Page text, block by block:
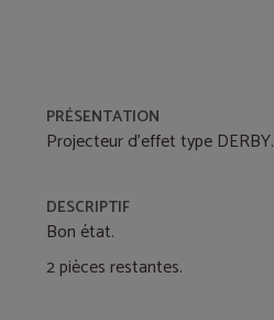
PRÉSENTATION
Projecteur d'effet type DERBY.
DESCRIPTIF
Bon état.
2 pièces restantes.